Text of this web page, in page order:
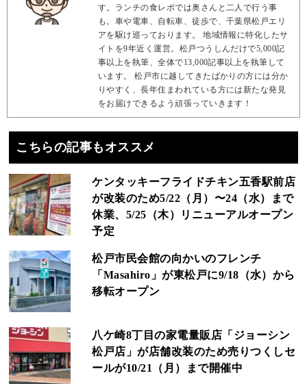
す。ランチの食レポでは奥さんと二人で行う事
も。車や電車、自転車、徒歩で、千葉県松戸エリ
アを駆け巡っております。 地域情報に特化したサ
イトを9年近く運営。松戸つうしんだけで5,000記
事以上を執筆、全体で13,000記事以上を執筆して
います。 松戸市に越してきたばかりの方には分か
りやすく、長年住まわれている方には新たな発見
をお届けできるよう頑張っていきます！
こちらの記事もオススメ
ケンタッキーフライドチキン五香駅前店
が改装のため5/22（月）〜24（水）まで
休業、5/25（木）リニューアルオープン
予定
松戸市民会館の向かいのフレンチ
「Masahiro」が東松戸に9/18（水）から
移転オープン
八ケ崎8丁目の家電量販店「ジョーシン
松戸店」が店舗改装のため売りつくしセ
ールが10/21（月）まで開催中